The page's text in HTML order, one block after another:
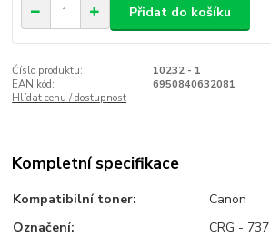
Přidat do košíku
Číslo produktu:
10232 - 1
EAN kód:
6950840632081
Hlídat cenu / dostupnost
Kompletní specifikace
Kompatibilní toner:
Canon
Označení:
CRG - 737